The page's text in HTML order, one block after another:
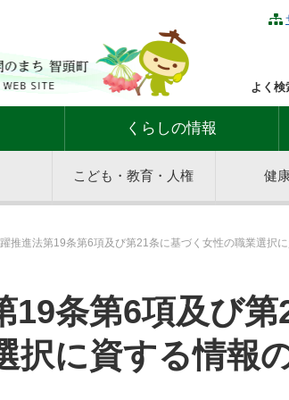
よく検
くらしの情報
こども・教育・人権 健
推進法第19条第6項及び第21条に基づく女性の職業選択
19条第6項及び第
択に資する情報